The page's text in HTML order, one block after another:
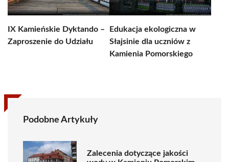
IX Kamieńskie Dyktando –
Zaproszenie do Udziału
Edukacja ekologiczna w
Słajsinie dla uczniów z
Kamienia Pomorskiego
Podobne Artykuły
Zalecenia dotyczące jakości